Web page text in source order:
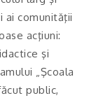
ai comunităţii
acţiuni:
şi
„Şcoala
public,